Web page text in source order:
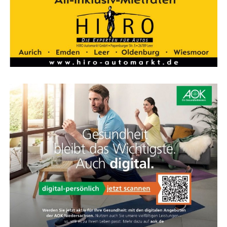
funk- und Festnetzverträge.
Auch die Tele­fon­kos­ten, die im Wahl­kreis ent­ste­hen,
kön­nen aus die­sen Mit­teln bestrit­ten werden.
Hin­zu kom­men255,65 Eurofür neu gewähl­te Abge­ord­
Jeder Abge­ord­ne­te kann selbst über die Anschaf­fun­gen
ent­schei­den. Endet die Wahl­pe­ri­ode vor Ablauf des Jah­
res oder schei­det der Abge­ord­ne­te wäh­rend des Jah­res
aus dem Bun­des­tag aus, so kann er über den Jah­res­be­
trag auch nur antei­lig verfügen.
Kos­ten­pau­scha­le
Die steu­er­freie Kos­ten­pau­scha­lefür die Abge­ord­ne­ten
soll die durch die Aus­übung des Man­dats ent­ste­hen­den
Auf­wen­dun­gen abde­cken. Hier­zu zäh­len Aus­ga­ben für
die Ein­rich­tung und Unter­hal­tung eines oder meh­re­rer